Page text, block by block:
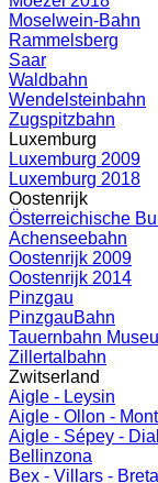
Moselwein-Bahn
Rammelsberg
Saar
Waldbahn
Wendelsteinbahn
Zugspitzbahn
Luxemburg
Luxemburg 2009
Luxemburg 2018
Oostenrijk
Österreichische
Achenseebahn
Oostenrijk 2009
Oostenrijk 2014
Pinzgau
PinzgauBahn
Tauernbahn
Zillertalbahn
Zwitserland
Aigle - Leysin
Aigle - Ollon -
Aigle - Sépey -
Bellinzona
Bex - Villars -